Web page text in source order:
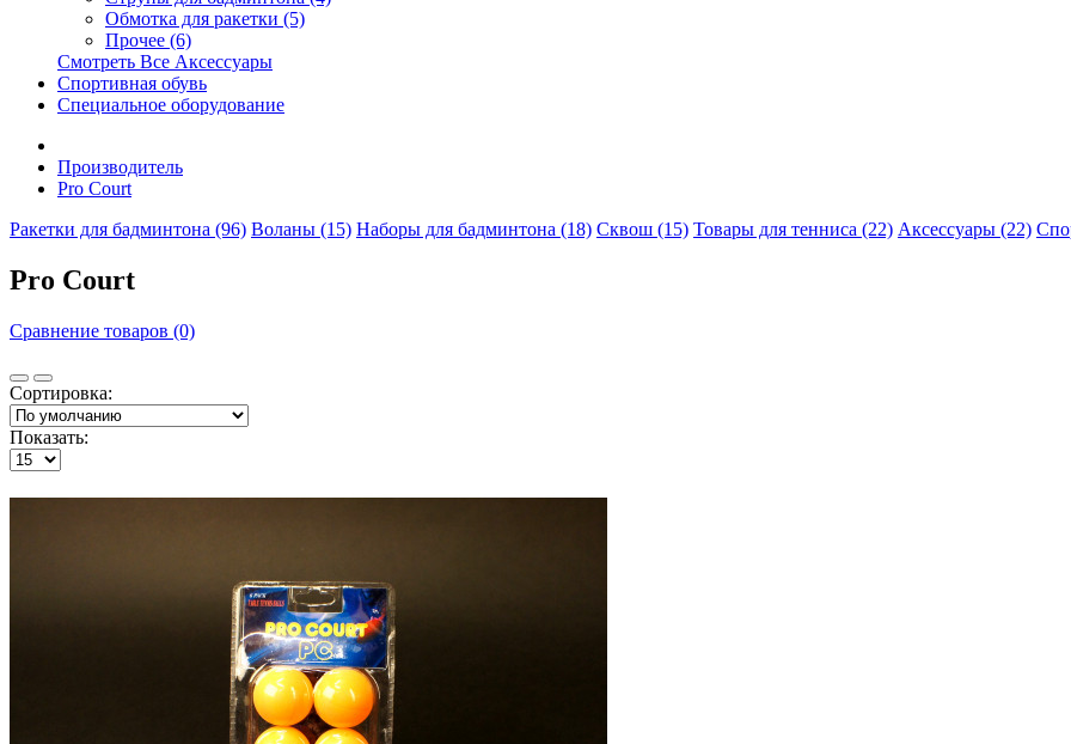
Обмотка для ракетки (5)
Прочее (6)
Смотреть Все Аксессуары
Спортивная обувь
Специальное оборудование
Производитель
Pro Court
Ракетки для бадминтона (96) Воланы (15) Наборы для бадминтона (18) Сквош (15) Товары для тенниса (22) Аксессуары (22)
Pro Court
Сравнение товаров (0)
Сортировка:
Показать: